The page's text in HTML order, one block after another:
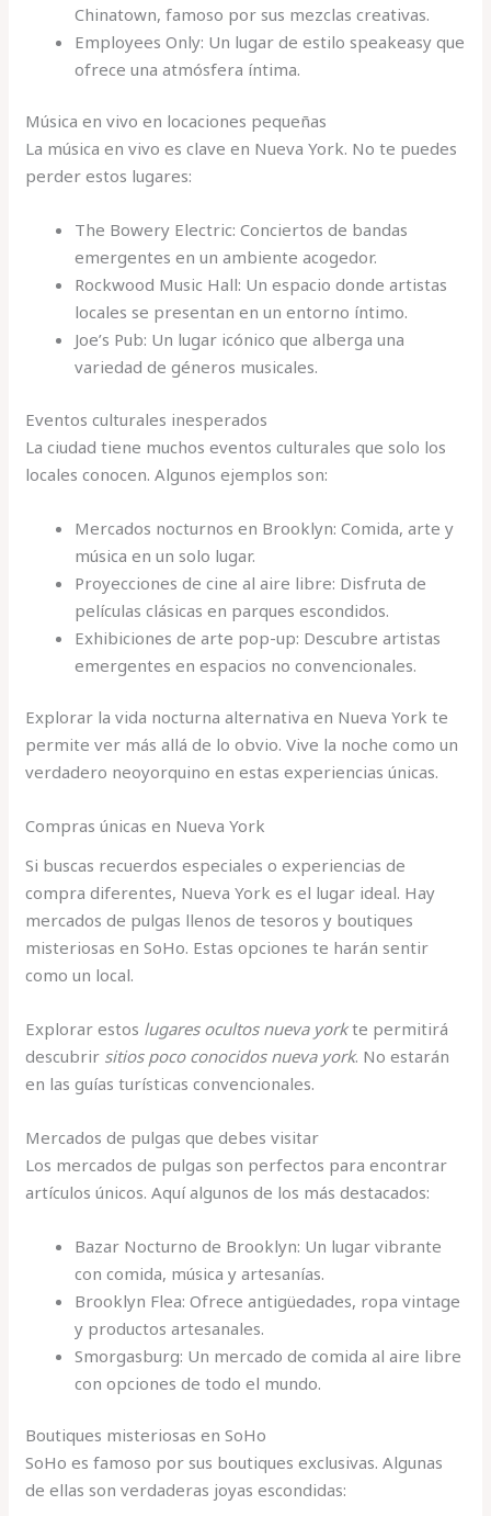
Chinatown, famoso por sus mezclas creativas.
Employees Only: Un lugar de estilo speakeasy que
ofrece una atmósfera íntima.
Música en vivo en locaciones pequeñas
La música en vivo es clave en Nueva York. No te puedes
perder estos lugares:
The Bowery Electric: Conciertos de bandas
emergentes en un ambiente acogedor.
Rockwood Music Hall: Un espacio donde artistas
locales se presentan en un entorno íntimo.
Joe’s Pub: Un lugar icónico que alberga una
variedad de géneros musicales.
Eventos culturales inesperados
La ciudad tiene muchos eventos culturales que solo los
locales conocen. Algunos ejemplos son:
Mercados nocturnos en Brooklyn: Comida, arte y
música en un solo lugar.
Proyecciones de cine al aire libre: Disfruta de
películas clásicas en parques escondidos.
Exhibiciones de arte pop-up: Descubre artistas
emergentes en espacios no convencionales.
Explorar la vida nocturna alternativa en Nueva York te
permite ver más allá de lo obvio. Vive la noche como un
verdadero neoyorquino en estas experiencias únicas.
Compras únicas en Nueva York
Si buscas recuerdos especiales o experiencias de
compra diferentes, Nueva York es el lugar ideal. Hay
mercados de pulgas llenos de tesoros y boutiques
misteriosas en SoHo. Estas opciones te harán sentir
como un local.
Explorar estos lugares ocultos nueva yorkte permitirá
descubrir sitios poco conocidos nueva york. No estarán
en las guías turísticas convencionales.
Mercados de pulgas que debes visitar
Los mercados de pulgas son perfectos para encontrar
artículos únicos. Aquí algunos de los más destacados:
Bazar Nocturno de Brooklyn: Un lugar vibrante
con comida, música y artesanías.
Brooklyn Flea: Ofrece antigüedades, ropa vintage
y productos artesanales.
Smorgasburg: Un mercado de comida al aire libre
con opciones de todo el mundo.
Boutiques misteriosas en SoHo
SoHo es famoso por sus boutiques exclusivas. Algunas
de ellas son verdaderas joyas escondidas: